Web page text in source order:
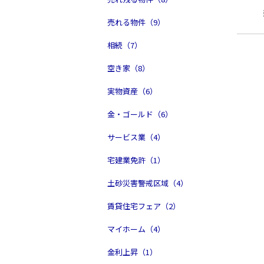
売れる物件（9）
相続（7）
空き家（8）
実物資産（6）
金・ゴールド（6）
サービス業（4）
宅建業免許（1）
土砂災害警戒区域（4）
賃貸住宅フェア（2）
マイホーム（4）
金利上昇（1）